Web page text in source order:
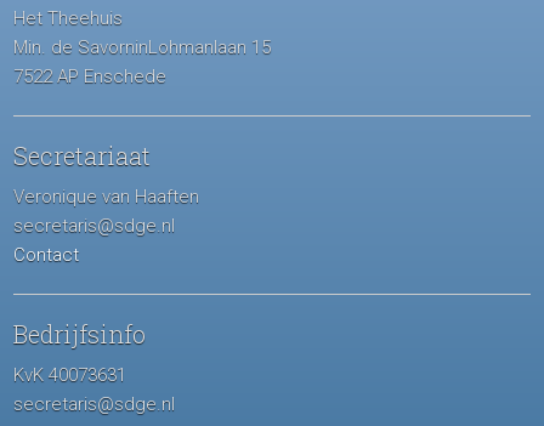
Het Theehuis
Min. de SavorninLohmanlaan 15
7522 AP Enschede
Secretariaat
Veronique van Haaften
secretaris@sdge.nl
Contact
Bedrijfsinfo
KvK 40073631
secretaris@sdge.nl